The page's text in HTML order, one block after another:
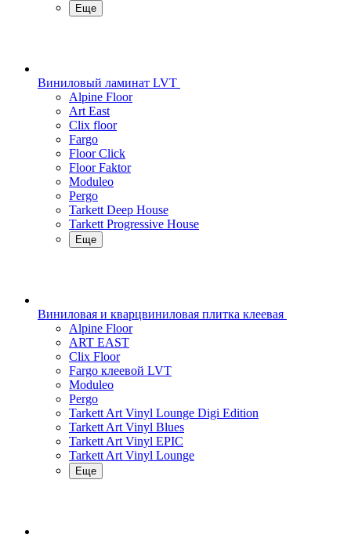
Еще
Виниловый ламинат LVT
Alpine Floor
Art East
Clix floor
Fargo
Floor Click
Floor Faktor
Moduleo
Pergo
Tarkett Deep House
Tarkett Progressive House
Еще
Виниловая и кварцвиниловая плитка клеевая
Alpine Floor
ART EAST
Clix Floor
Fargo клеевой LVT
Moduleo
Pergo
Tarkett Art Vinyl Lounge Digi Edition
Tarkett Art Vinyl Blues
Tarkett Art Vinyl EPIC
Tarkett Art Vinyl Lounge
Еще